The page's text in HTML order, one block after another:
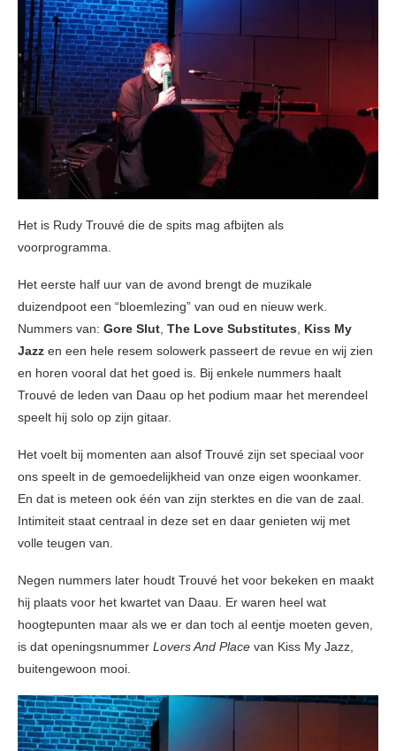
Het is Rudy Trouvé die de spits mag afbijten als
voorprogramma.
Het eerste half uur van de avond brengt de muzikale
duizendpoot een “bloemlezing” van oud en nieuw werk.
Nummers van: Gore Slut The Love Substitutes
Kiss My
Jazz en een hele resem solowerk passeert de revue en wij zien
en horen vooral dat het goed is. Bij enkele nummers haalt
Trouvé de leden van Daau op het podium maar het merendeel
speelt hij solo op zijn gitaar.
Het voelt bij momenten aan alsof Trouvé zijn set speciaal voor
ons speelt in de gemoedelijkheid van onze eigen woonkamer.
En dat is meteen ook één van zijn sterktes en die van de zaal.
Intimiteit staat centraal in deze set en daar genieten wij met
volle teugen van.
Negen nummers later houdt Trouvé het voor bekeken en maakt
hij plaats voor het kwartet van Daau. Er waren heel wat
hoogtepunten maar als we er dan toch al eentje moeten geven,
is dat openingsnummer Lovers And Place van Kiss My Jazz,
buitengewoon mooi.